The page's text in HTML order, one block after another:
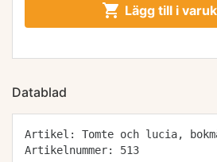
 Lägg till i
Datablad
Artikel: Tomte och lucia,
Artikelnummer: 513